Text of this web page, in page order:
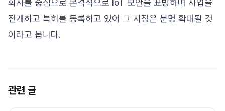
회사를 중심으로 본격적으로 IoT 보안을 표방하며 사업을
전개하고 특허를 등록하고 있어 그 시장은 분명 확대될 것
이라고 봅니다.
관련 글